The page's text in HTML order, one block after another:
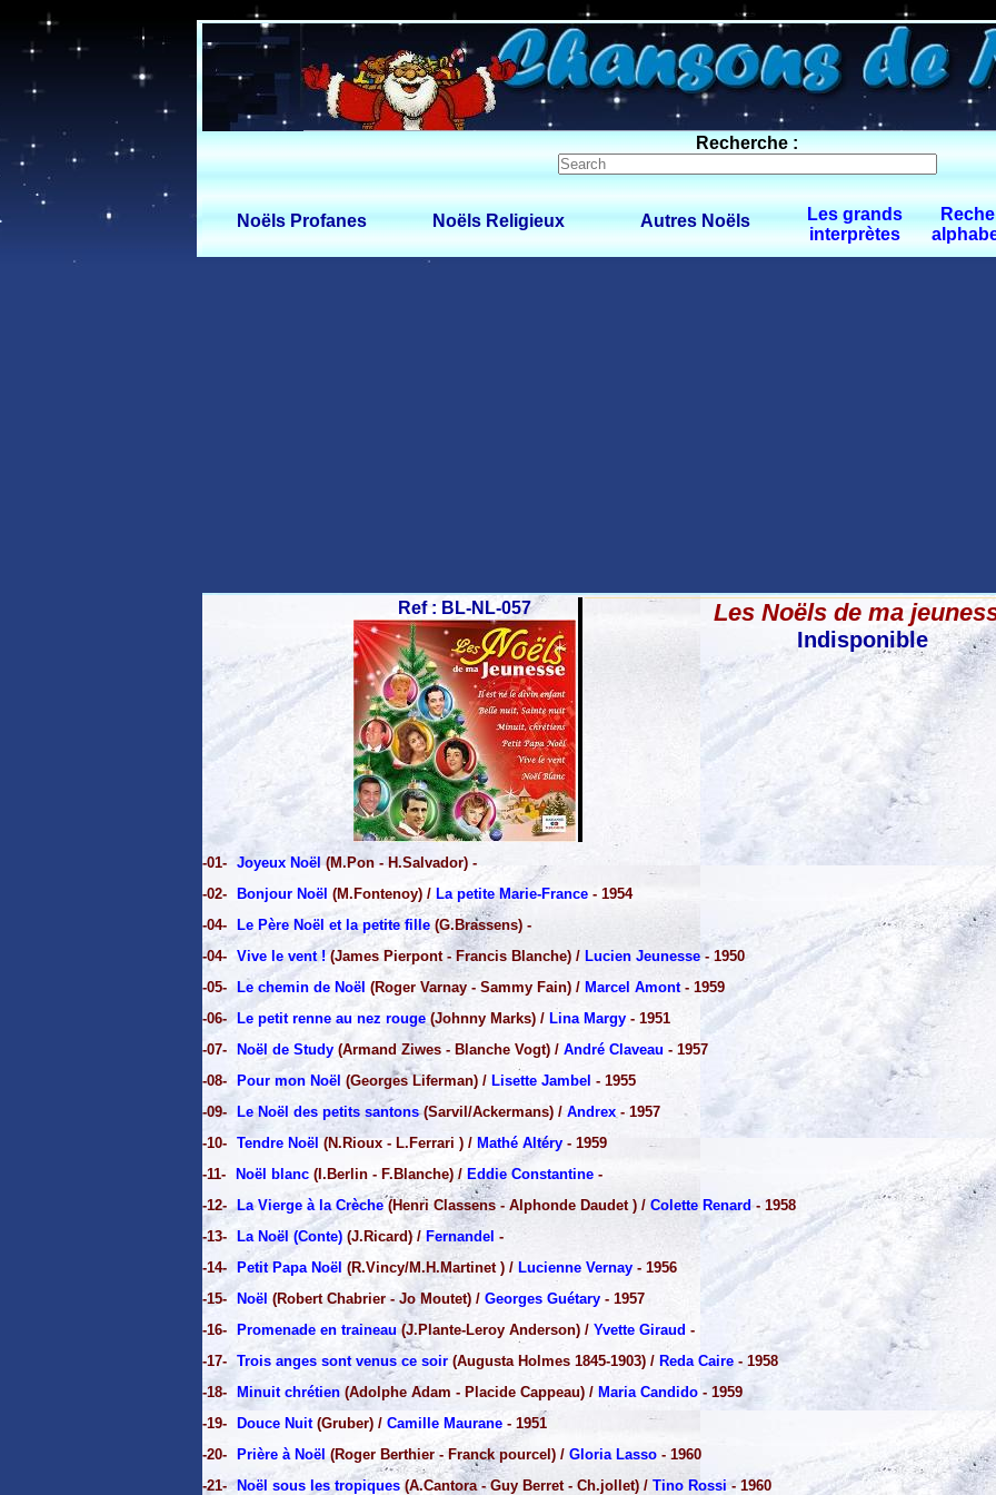
0 $limitbot 1 $limittot 2
Recherche :
Noëls Profanes Noëls Religieux Autres Noëls
Les grands
interprètes
Ref : BL-NL-057 Les Noëls de ma
Indisponible
-01- Joyeux Noël(M.Pon - H.Salvador) -
-02-
Bonjour Noël (M.Fontenoy) / La petite Marie-France - 1954
-04-
Le Père Noël et la petite fille (G.Brassens) -
-04- Vive le vent !(James Pierpont - Francis Blanche) / Lucien Jeunesse- 1950
-05-
Le chemin de Noël (Roger Varnay - Sammy Fain) / Marcel Amont- 1959
-06-
Le petit renne au nez rouge(Johnny Marks) / Lina Margy - 1951
-07-
Noël de Study (Armand Ziwes - Blanche Vogt) / André Claveau - 1957
-08-
Pour mon Noël (Georges Liferman) / Lisette Jambel - 1955
-09-
Le Noël des petits santons(Sarvil/Ackermans) /Andrex - 1957
-10- Tendre Noël (N.Rioux - L.Ferrari ) / Mathé Altéry - 1959
-11-
Noël blanc (I.Berlin - F.Blanche) / Eddie Constantine -
-12- La Vierge à la Crèche(Henri Classens - Alphonde Daudet ) / Colette Renard- 1958
-13-
La Noël (Conte) (J.Ricard) / Fernandel -
-14-
Petit Papa Noël (R.Vincy/M.H.Martinet ) / Lucienne Vernay - 1956
-15-
Noël (Robert Chabrier - Jo Moutet) / Georges Guétary - 1957
-16-
Promenade en traineau(J.Plante-Leroy Anderson) / Yvette Giraud -
-17- Trois anges sont venus ce soir (Augusta Holmes 1845-1903) / Reda Caire - 1958
-18-
Minuit chrétien (Adolphe Adam - Placide Cappeau) / Maria Candido - 1959
-19-
Douce Nuit (Gruber) / Camille Maurane - 1951
-20-
Prière à Noël (Roger Berthier - Franck pourcel) / Gloria Lasso - 1960
-21-
Noël sous les tropiques (A.Cantora - Guy Berret - Ch.jollet) / Tino Rossi- 1960